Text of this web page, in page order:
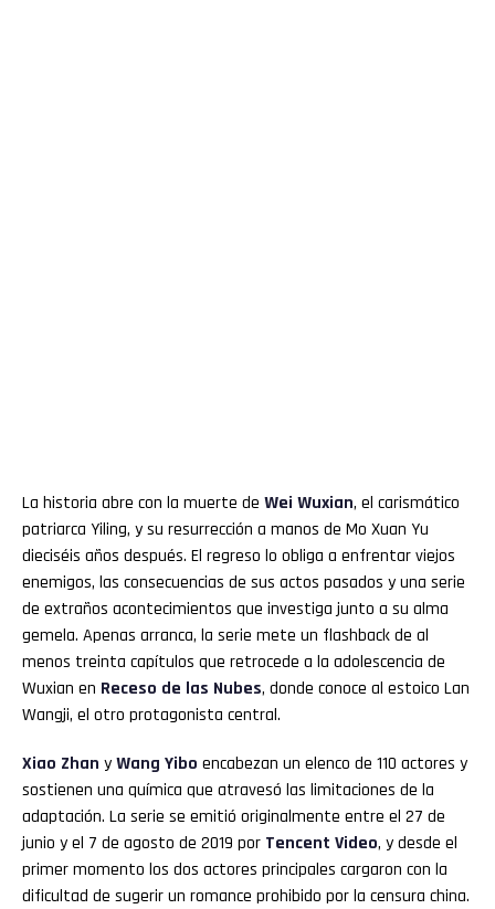
La historia abre con la muerte de Wei Wuxian, el carismático
patriarca Yiling, y su resurrección a manos de Mo Xuan Yu
dieciséis años después. El regreso lo obliga a enfrentar viejos
enemigos, las consecuencias de sus actos pasados y una serie
de extraños acontecimientos que investiga junto a su alma
gemela. Apenas arranca, la serie mete un flashback de al
menos treinta capítulos que retrocede a la adolescencia de
Wuxian en Receso de las Nubes, donde conoce al estoico Lan
Wangji, el otro protagonista central.
Xiao Zhan yWang Yibo encabezan un elenco de 110 actores y
sostienen una química que atravesó las limitaciones de la
adaptación. La serie se emitió originalmente entre el 27 de
junio y el 7 de agosto de 2019 por Tencent Video, y desde el
primer momento los dos actores principales cargaron con la
dificultad de sugerir un romance prohibido por la censura china.